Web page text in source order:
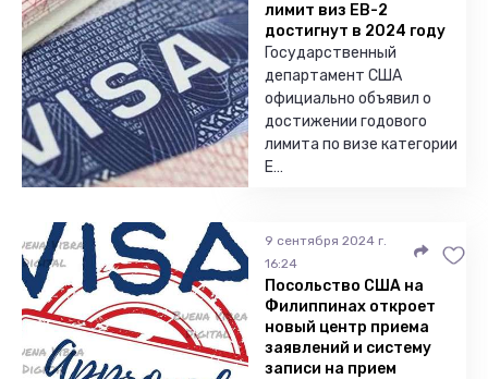
лимит виз EB-2
достигнут в 2024 году
Государственный
департамент США
официально объявил о
достижении годового
лимита по визе категории
E…
9 сентября 2024 г.
16:24
Посольство США на
Филиппинах откроет
новый центр приема
заявлений и систему
записи на прием